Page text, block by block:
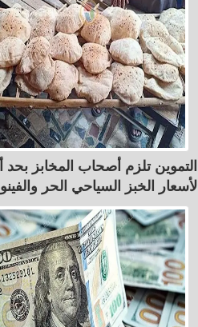
التموين تلزم أصحاب المخابز
لأسعار الخبز السياحي الحر والفينو